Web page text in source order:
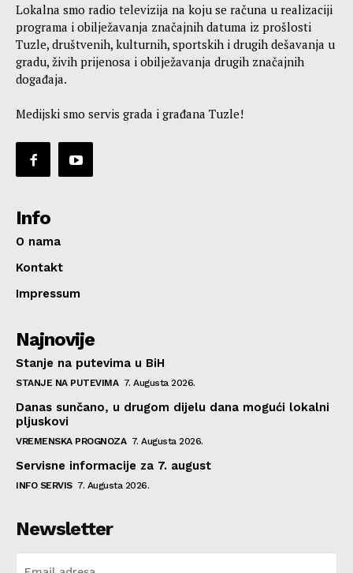
Lokalna smo radio televizija na koju se računa u realizaciji
programa i obilježavanja značajnih datuma iz prošlosti
Tuzle, društvenih, kulturnih, sportskih i drugih dešavanja u
gradu, živih prijenosa i obilježavanja drugih značajnih
događaja.
Medijski smo servis grada i građana Tuzle!
Info
O nama
Kontakt
Impressum
Najnovije
Stanje na putevima u BiH
STANJE NA PUTEVIMA 7. Augusta 2026.
Danas sunčano, u drugom dijelu dana mogući lokalni
pljuskovi
VREMENSKA PROGNOZA 7. Augusta 2026.
Servisne informacije za 7. august
INFO SERVIS 7. Augusta 2026.
Newsletter